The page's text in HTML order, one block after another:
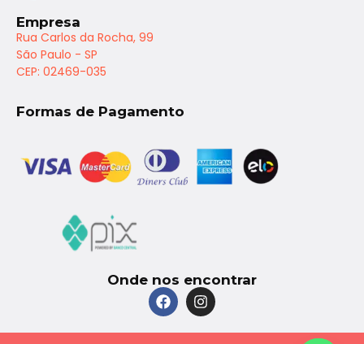
Empresa
Rua Carlos da Rocha, 99
São Paulo - SP
CEP: 02469-035
Formas de Pagamento
Onde nos encontrar